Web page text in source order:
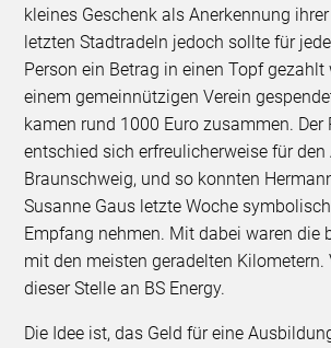
kleines Geschenk als Anerkennung
letzten Stadtradeln jedoch sollte für
Person ein Betrag in einen Topf gezahlt
einem gemeinnützigen Verein
kamen rund 1000 Euro zusammen. Der
entschied sich erfreulicherweise für den
Braunschweig, und so konnten
Susanne Gaus letzte Woche
Empfang nehmen. Mit dabei waren die
mit den meisten geradelten Kilometern.
dieser Stelle an BS Energy.
Die Idee ist, das Geld für eine